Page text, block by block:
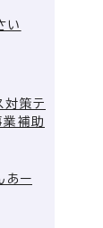
い
対策テ
業補助
あー